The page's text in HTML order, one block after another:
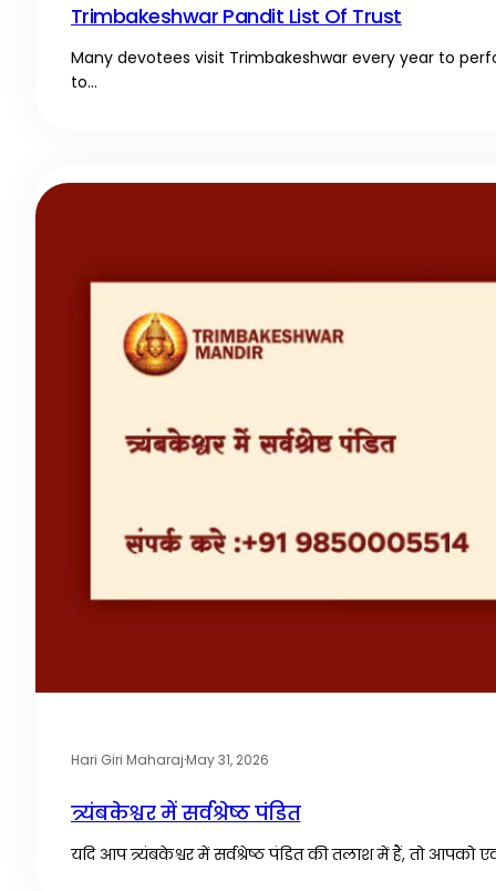
Trimbakeshwar Pandit List Of Trust
Many devotees visit Trimbakeshwar every year to
to…
Hari Giri Maharaj·May 31, 2026
त्र्यंबकेश्वर में सर्वश्रेष्ठ पंडित
यदि आप त्र्यंबकेश्वर में सर्वश्रेष्ठ पंडित की तलाश में हैं, तो आपको